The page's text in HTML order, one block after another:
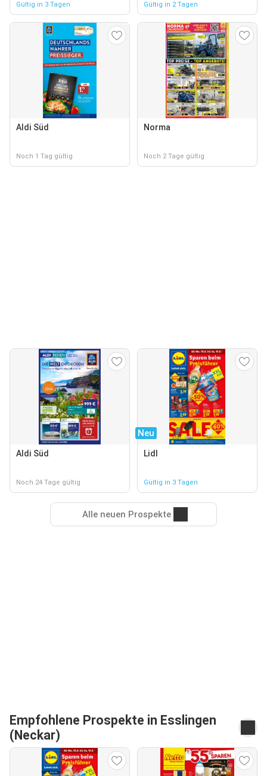
Gültig in 3 Tagen Gültig in 2 Tagen
Aldi Süd
Noch 1 Tag gültig
Norma
Noch 2 Tage gültig
Aldi Süd
Noch 24 Tage gültig
Neu
Lidl
Gültig in 3 Tagen
Alle neuen Prospekte
Empfohlene Prospekte in Esslingen
(Neckar)